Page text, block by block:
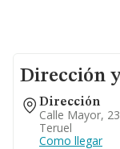
Dirección
Dirección
Calle Mayor,
Teruel
Como llegar